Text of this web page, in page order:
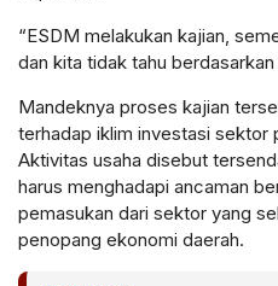
“ESDM melakukan kajian,
dan kita tidak tahu berdasarkan
Mandeknya proses kajian
terhadap iklim investasi sektor
Aktivitas usaha disebut
harus menghadapi ancaman
pemasukan dari sektor yang
penopang ekonomi daerah.